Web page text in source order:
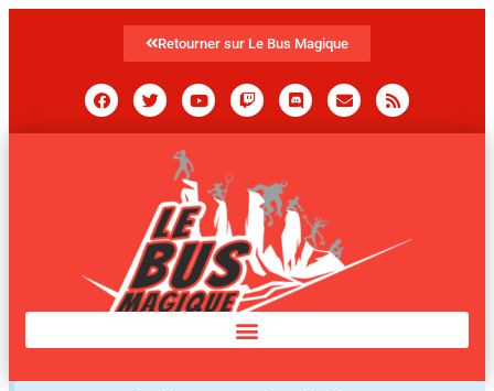
Retourner sur Le Bus Magique